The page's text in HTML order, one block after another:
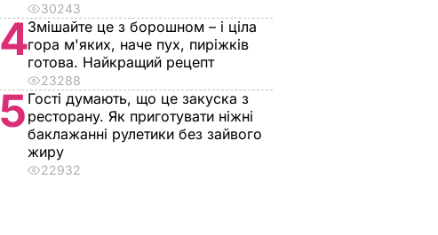
30243
4Змішайте це з борошном – і ціла
гора м'яких, наче пух, пиріжків
готова. Найкращий рецепт
23288
5 Гості думають, що це закуска з
ресторану. Як приготувати ніжні
баклажанні рулетики без зайвого
жиру
22932